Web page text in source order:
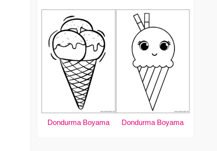
Dondurma Boyama Dondurma Boyama